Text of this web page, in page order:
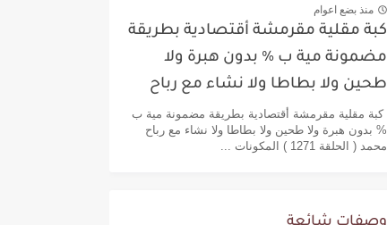
منذ بضع اعوام
كبة مقلية مقرمشة أقتصادية بطريقة
مضمونة مية ب % بدون هبرة ولا
طحين ولا بطاطا ولا نشاء مع رباح
محمد
كبة مقلية مقرمشة أقتصادية بطريقة مضمونة مية ب
% بدون هبرة ولا طحين ولا بطاطا ولا نشاء مع رباح
محمد ( الحلقة 1271 ) المكونات ...